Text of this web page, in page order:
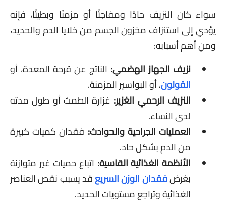
سواء كان النزيف حادًا ومفاجئًا أو مزمنًا وبطيئًا، فإنه
يؤدي إلى استنزاف مخزون الجسم من خلايا الدم والحديد،
ومن أهم أسبابه:
نزيف الجهاز الهضمي: الناتج عن قرحة المعدة، أو
القولون، أو البواسير المزمنة.
النزيف الرحمي الغزير: غزارة الطمث أو طول مدته
لدى النساء.
العمليات الجراحية والحوادث: فقدان كميات كبيرة
من الدم بشكل حاد.
الأنظمة الغذائية القاسية: اتباع حميات غير متوازنة
بغرضفقدان الوزن السريعقد يسبب نقص العناصر
الغذائية وتراجع مستويات الحديد.